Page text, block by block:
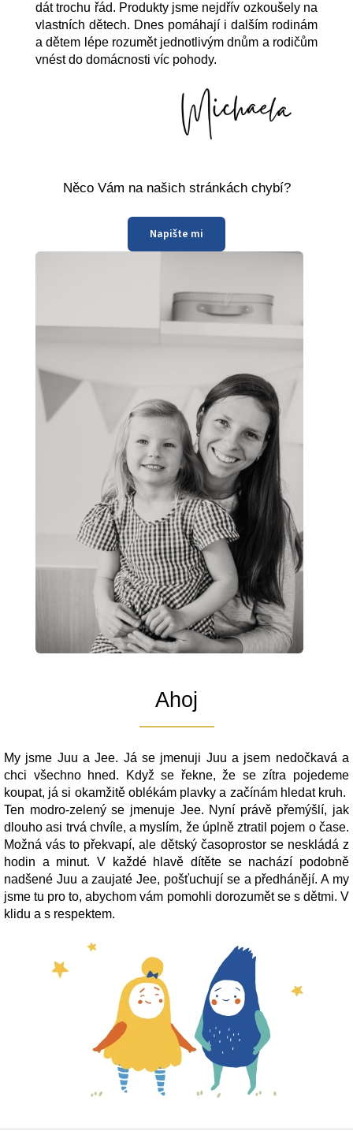
dát trochu řád. Produkty jsme nejdřív ozkoušely na
vlastních dětech. Dnes pomáhají i dalším rodinám
a dětem lépe rozumět jednotlivým dnům a rodičům
vnést do domácnosti víc pohody.
Něco Vám na našich stránkách chybí?
Napište mi
Ahoj
My jsme Juu a Jee. Já se jmenuji Juu a jsem nedočkavá a
chci všechno hned. Když se řekne, že se zítra pojedeme
koupat, já si okamžitě oblékám plavky a začínám hledat kruh.
Ten modro-zelený se jmenuje Jee. Nyní právě přemýšlí, jak
dlouho asi trvá chvíle, a myslím, že úplně ztratil pojem o čase.
Možná vás to překvapí, ale dětský časoprostor se neskládá z
hodin a minut. V každé hlavě dítěte se nachází podobně
nadšené Juu a zaujaté Jee, pošťuchují se a předhánějí. A my
jsme tu pro to, abychom vám pomohli dorozumět se s dětmi. V
klidu a s respektem.